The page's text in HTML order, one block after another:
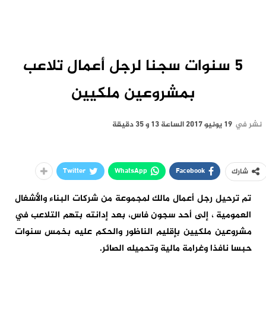
5 سنوات سجنا لرجل أعمال تلاعب
بمشروعين ملكيين
نشر في 19 يونيو 2017 الساعة 13 و 35 دقيقة
شارك Facebook
WhatsApp
Twitter
تم ترحيل رجل أعمال مالك لمجموعة من شركات البناء والأشغال
العمومية ، إلى أحد سجون فاس، بعد إدانته بتهم التلاعب في
مشروعين ملكيين بإقليم الناظور والحكم عليه بخمس سنوات
حبسا نافذا وغرامة مالية وتحميله الصائر.